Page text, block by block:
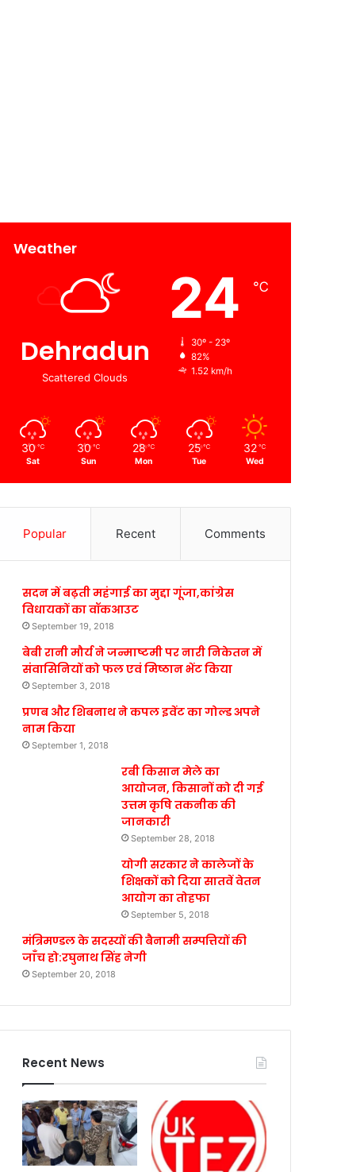
Weather
Dehradun
Scattered Clouds
24 ℃
30º - 23º
82%
1.52 km/h
30 ℃
Sat
30 ℃
Sun
28 ℃
Mon
25 ℃
Tue
32 ℃
Wed
Popular Recent Comments
सदन में बढ़ती महंगाई का मुद्दा गूंजा,कांग्रेस
विधायकों का वॉकआउट
September 19, 2018
बेबी रानी मौर्य ने जन्माष्टमी पर नारी निकेतन में
संवासिनियों को फल एवं मिष्ठान भेंट किया
September 3, 2018
प्रणब और शिबनाथ ने कपल इवेंट का गोल्ड अपने
नाम किया
September 1, 2018
रबी किसान मेले का
आयोजन, किसानों को दी गई
उत्तम कृषि तकनीक की
जानकारी
September 28, 2018
योगी सरकार ने कालेजों के
शिक्षकों को दिया सातवें वेतन
आयोग का तोहफा
September 5, 2018
मंत्रिमण्डल के सदस्यों की बैनामी सम्पत्तियों की
जाँच हो:रघुनाथ सिंह नेगी
September 20, 2018
Recent News